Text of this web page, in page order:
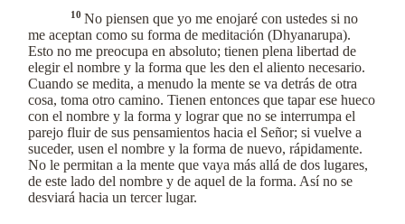
10No piensen que yo me enojaré con ustedes si no
me aceptan como su forma de meditación (Dhyanarupa).
Esto no me preocupa en absoluto; tienen plena libertad de
elegir el nombre y la forma que les den el aliento necesario.
Cuando se medita, a menudo la mente se va detrás de otra
cosa, toma otro camino. Tienen entonces que tapar ese hueco
con el nombre y la forma y lograr que no se interrumpa el
parejo fluir de sus pensamientos hacia el Señor; si vuelve a
suceder, usen el nombre y la forma de nuevo, rápidamente.
No le permitan a la mente que vaya más allá de dos lugares,
de este lado del nombre y de aquel de la forma. Así no se
desviará hacia un tercer lugar.